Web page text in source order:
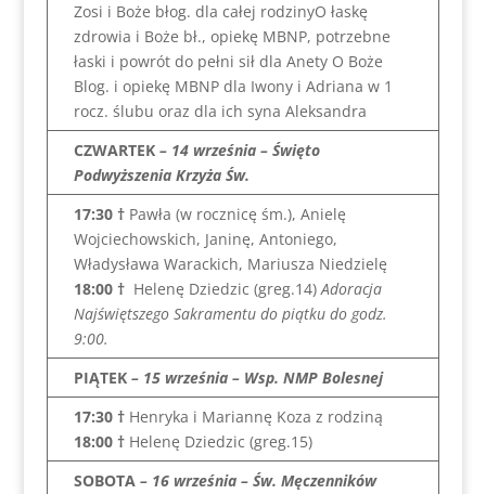
Zosi i Boże błog. dla całej rodzinyO łaskę
zdrowia i Boże bł., opiekę MBNP, potrzebne
łaski i powrót do pełni sił dla Anety O Boże
Blog. i opiekę MBNP dla Iwony i Adriana w 1
rocz. ślubu oraz dla ich syna Aleksandra
CZWARTEK – 14 września – Święto
Podwyższenia Krzyża Św.
17:30 † Pawła (w rocznicę śm.), Anielę
Wojciechowskich, Janinę, Antoniego,
Władysława Warackich, Mariusza Niedzielę
18:00 † Helenę Dziedzic (greg.14)Adoracja
Najświętszego Sakramentu do piątku do godz.
9:00.
PIĄTEK – 15 września – Wsp. NMP Bolesnej
17:30 † Henryka i Mariannę Koza z rodziną
18:00 † Helenę Dziedzic (greg.15)
SOBOTA – 16 września – Św. Męczenników